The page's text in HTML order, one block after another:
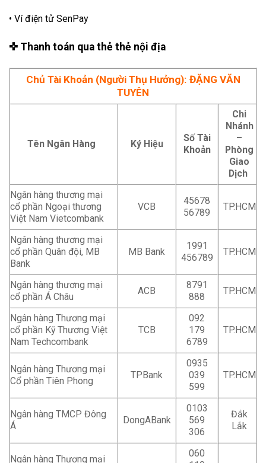
• Ví điện tử SenPay
✜ Thanh toán qua thẻ thẻ nội địa
Chủ Tài Khoản (Người Thụ Hưởng): ĐẶNG VĂN
TUYÊN
Tên Ngân Hàng Ký Hiệu
Số Tài
Khoản
Chi
Nhánh
–
Phòng
Giao
Dịch
Ngân hàng thương mại
cổ phần Ngoại thương
Việt Nam Vietcombank
VCB
45678
56789
TP.HCM
Ngân hàng thương mại
cổ phần Quân đội, MB
Bank
MB Bank
1991
456789
TP.HCM
Ngân hàng thương mại
cổ phần Á Châu
ACB
8791
888
TP.HCM
Ngân hàng Thương mại
cổ phần Kỹ Thương Việt
Nam Techcombank
TCB
092
179
6789
TP.HCM
Ngân hàng Thương mại
Cổ phần Tiên Phong
TPBank
0935
039
599
TP.HCM
Ngân hàng TMCP Đông
Á
DongABank
0103
569
306
Đắk
Lắk
Ngân hàng Thương mại
060